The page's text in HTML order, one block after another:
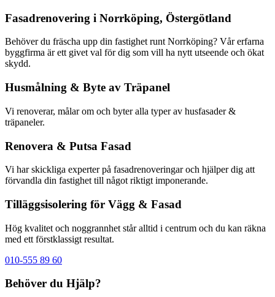
Fasadrenovering i Norrköping, Östergötland
Behöver du fräscha upp din fastighet runt Norrköping? Vår erfarna
byggfirma är ett givet val för dig som vill ha nytt utseende och ökat
skydd.
Husmålning & Byte av Träpanel
Vi renoverar, målar om och byter alla typer av husfasader &
träpaneler.
Renovera & Putsa Fasad
Vi har skickliga experter på fasadrenoveringar och hjälper dig att
förvandla din fastighet till något riktigt imponerande.
Tilläggsisolering för Vägg & Fasad
Hög kvalitet och noggrannhet står alltid i centrum och du kan räkna
med ett förstklassigt resultat.
010-555 89 60
Behöver du Hjälp?